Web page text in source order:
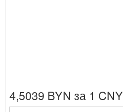
4,5039 BYN за 1 CNY